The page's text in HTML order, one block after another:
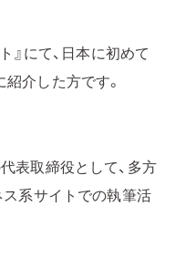
』にて、日本に初めて
介した方です。
表取締役として、多方
ス系サイトでの執筆活